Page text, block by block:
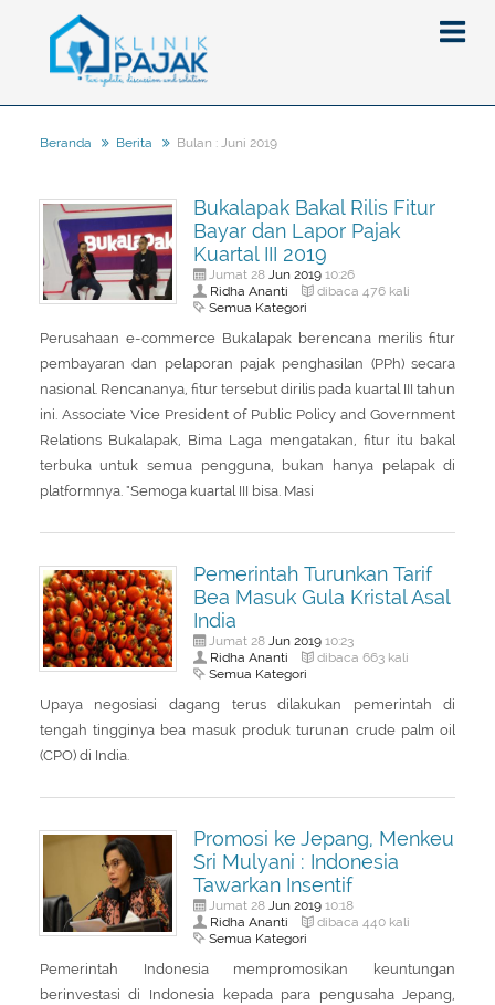
Artikel
Pajak
Pengantar
Pajak Pertambahan Nilai (PPN)
Administrasi Perpajakan
Penghitungan Pajak
Peraturan
PPN
Update Aturan Pajak
Aturan Pajak Lainnya
SPT Masa
Formulir Pajak
Event
Tax Amnesty
Pengampunan Pajak
Kontak Kami
Sitemap
Beranda Berita Bulan : Juni 2019
Bukalapak Bakal Rilis Fitur
Bayar dan Lapor Pajak
Kuartal III 2019
Jumat 28 Jun 201910:26
Ridha Ananti dibaca 476 kali
Semua Kategori
Perusahaan e-commerce Bukalapak berencana merilis fitur
pembayaran dan pelaporan pajak penghasilan (PPh) secara
nasional. Rencananya, fitur tersebut dirilis pada kuartal III tahun
ini. Associate Vice President of Public Policy and Government
Relations Bukalapak, Bima Laga mengatakan, fitur itu bakal
terbuka untuk semua pengguna, bukan hanya pelapak di
platformnya. "Semoga kuartal III bisa. Masi
Pemerintah Turunkan Tarif
Bea Masuk Gula Kristal Asal
India
Jumat 28 Jun 201910:23
Ridha Ananti dibaca 663 kali
Semua Kategori
Upaya negosiasi dagang terus dilakukan pemerintah di
tengah tingginya bea masuk produk turunan crude palm oil
(CPO) di India.
Promosi ke Jepang, Menkeu
Sri Mulyani : Indonesia
Tawarkan Insentif
Jumat 28 Jun 201910:18
Ridha Ananti dibaca 440 kali
Semua Kategori
Pemerintah Indonesia mempromosikan keuntungan
berinvestasi di Indonesia kepada para pengusaha Jepang,